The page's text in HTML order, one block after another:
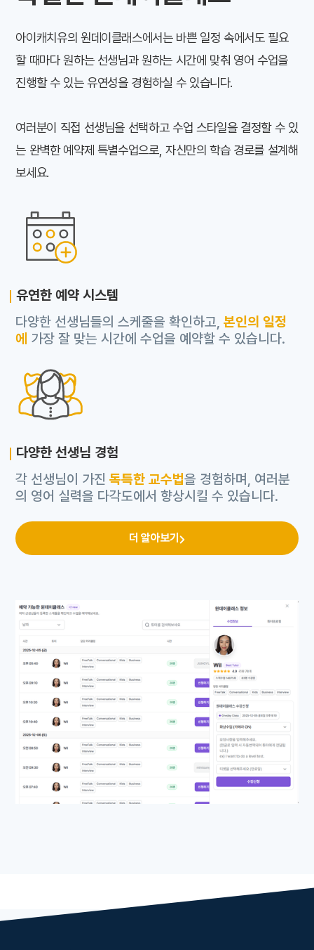
아이캐치유의 원데이클래스에서는 바쁜 일정 속에서도 필요
할 때마다 원하는 선생님과 원하는 시간에 맞춰 영어 수업을
진행할 수 있는 유연성을 경험하실 수 있습니다.
여러분이 직접 선생님을 선택하고 수업 스타일을 결정할 수 있
는 완벽한 예약제 특별수업으로, 자신만의 학습 경로를 설계해
보세요.
유연한 예약 시스템
다양한 선생님들의 스케줄을 확인하고,본인의 일정
에 가장 잘 맞는 시간에 수업을 예약할 수 있습니다.
다양한 선생님 경험
각 선생님이 가진독특한 교수법을 경험하며, 여러분
의 영어 실력을 다각도에서 향상시킬 수 있습니다.
더 알아보기